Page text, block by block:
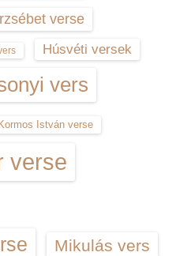
verse
Húsvéti versek
vers
Kormos István verse
verse
Mikulás vers